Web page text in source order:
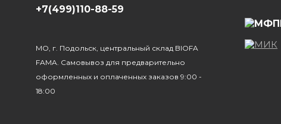
+7(499)110-88-59
МО, г. Подольск, центральный склад BIOFA
FAMA. Самовывоз для предварительно
оформленных и оплаченных заказов 9:00 -
18:00